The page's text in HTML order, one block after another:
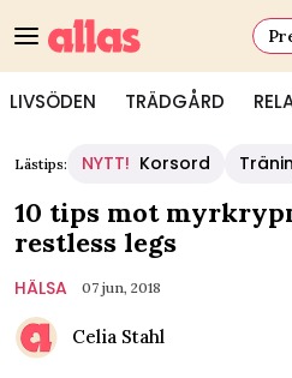
LIVSÖDEN TRÄDGÅRD
Lästips: NYTT! Korsord
10 tips mot
restless legs
HÄLSA 07 jun, 2018
Celia Stahl